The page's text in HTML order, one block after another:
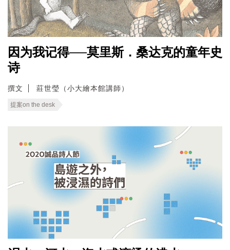
因为我记得──莫里斯．桑达克的童年史
诗
撰文 莊世瑩（小大繪本館講師）
提案on the desk